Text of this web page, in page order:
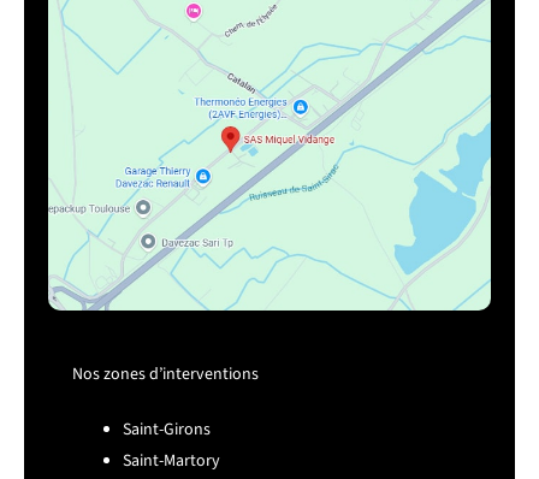
Nos zones d’interventions
Saint-Girons
Saint-Martory